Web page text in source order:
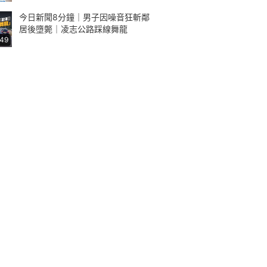
今日新聞8分鐘｜男子因噪音狂斬鄰
居後墮斃｜凌志公路踩線舞龍